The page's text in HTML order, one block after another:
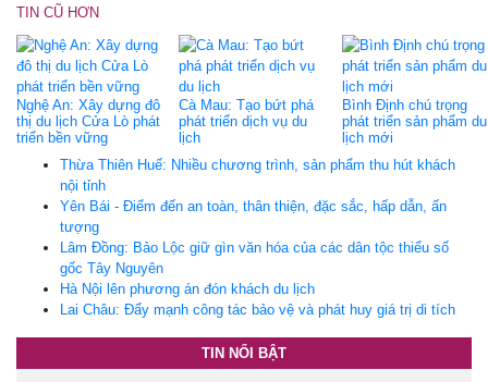
TIN CŨ HƠN
Nghệ An: Xây dựng đô
thị du lịch Cửa Lò phát
triển bền vững
Cà Mau: Tạo bứt phá
phát triển dịch vụ du
lịch
Bình Định chú trọng
phát triển sản phẩm du
lịch mới
Thừa Thiên Huế: Nhiều chương trình, sản phẩm thu hút khách
nội tỉnh
Yên Bái - Điểm đến an toàn, thân thiện, đặc sắc, hấp dẫn, ấn
tượng
Lâm Đồng: Bảo Lộc giữ gìn văn hóa của các dân tộc thiểu số
gốc Tây Nguyên
Hà Nội lên phương án đón khách du lịch
Lai Châu: Đẩy mạnh công tác bảo vệ và phát huy giá trị di tích
TIN NỔI BẬT